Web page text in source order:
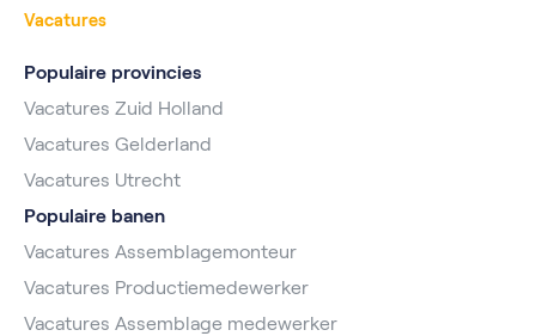
Vacatures
Populaire provincies
Vacatures Zuid Holland
Vacatures Gelderland
Vacatures Utrecht
Populaire banen
Vacatures Assemblagemonteur
Vacatures Productiemedewerker
Vacatures Assemblage medewerker